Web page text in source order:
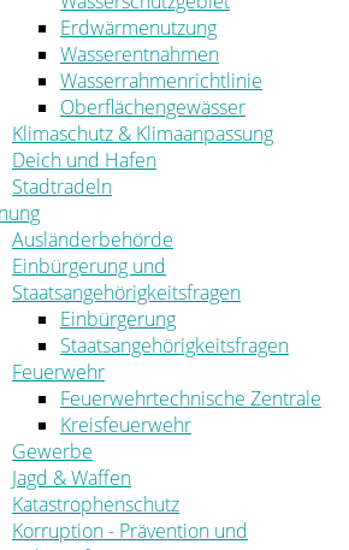
Erdwärmenutzung
Wasserentnahmen
Wasserrahmenrichtlinie
Oberflächengewässer
Klimaschutz & Klimaanpassung
Deich und Hafen
Stadtradeln
Ausländerbehörde
Einbürgerung und
Staatsangehörigkeitsfragen
Einbürgerung
Staatsangehörigkeitsfragen
Feuerwehr
Feuerwehrtechnische Zentrale
Kreisfeuerwehr
Gewerbe
Jagd & Waffen
Katastrophenschutz
Korruption - Prävention und